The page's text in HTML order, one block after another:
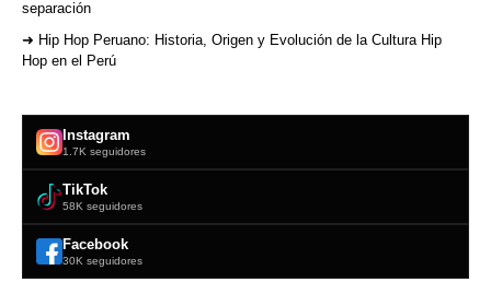
separación
➜ Hip Hop Peruano: Historia, Origen y Evolución de la Cultura Hip
Hop en el Perú
Instagram
1.7K seguidores
TikTok
58K seguidores
Facebook
30K seguidores